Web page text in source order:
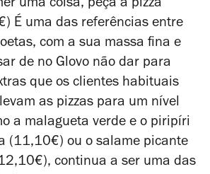
uma coisa, peça a pizza
É uma das referências entre
com a sua massa fina e
de no Glovo não dar para
que os clientes habituais
as pizzas para um nível
a malagueta verde e o piripíri
(11,10€) ou o salame picante
continua a ser uma das